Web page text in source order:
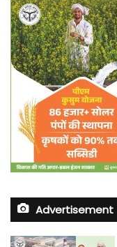
Advertisement